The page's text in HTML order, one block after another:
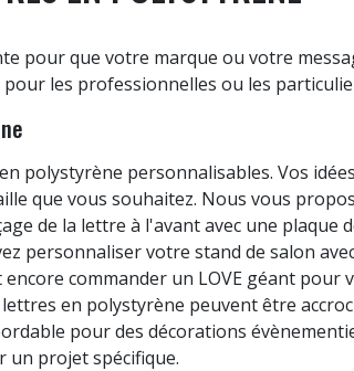
pour que votre marque ou votre
les professionnelles ou les
polystyrène personnalisables. Vos
que vous souhaitez. Nous vous
de la lettre à l'avant avec une plaque
personnaliser votre stand de salon
commander un LOVE géant pour
en polystyrène peuvent être
pour des décorations
un projet spécifique.